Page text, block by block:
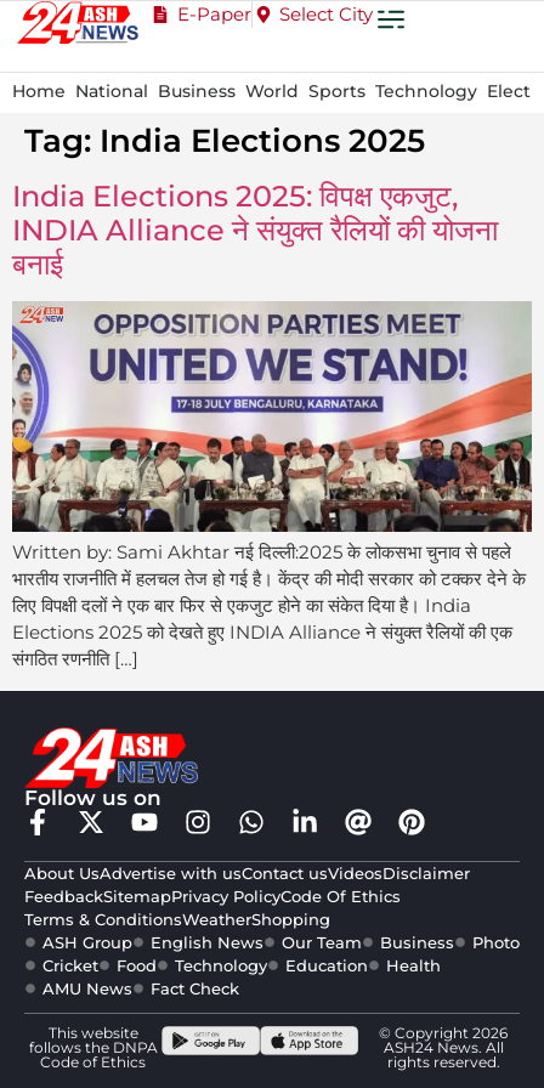
E-Paper Select City
Home National Business World Sports Technology
Tag: India Elections 2025
India Elections 2025: विपक्ष एकजुट,
INDIA Alliance ने संयुक्त रैलियों की योजना
बनाई
Written by: Sami Akhtar नई दिल्ली:2025 के लोकसभा चुनाव से पहले
भारतीय राजनीति में हलचल तेज हो गई है। केंद्र की मोदी सरकार को टक्कर देने के
लिए विपक्षी दलों ने एक बार फिर से एकजुट होने का संकेत दिया है। India
Elections 2025 को देखते हुए INDIA Alliance ने संयुक्त रैलियों की एक
संगठित रणनीति […]
Follow us on
About UsAdvertise with usContact usVideosDisclaimer
FeedbackSitemapPrivacy PolicyCode Of Ethics
Terms & ConditionsWeatherShopping
ASH Group
English News Our Team Business
Photo
Cricket
Food Technology Education
Health
AMU News
Fact Check
This website
follows the DNPA
Code of Ethics
© Copyright 2026
ASH24 News. All
rights reserved.